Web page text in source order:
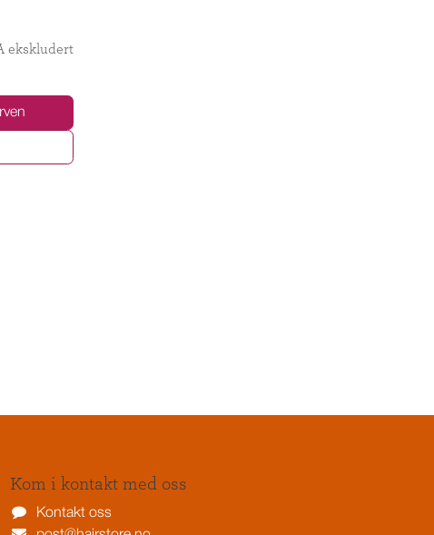
ekskludert
Kom i kontakt med oss
Kontakt oss